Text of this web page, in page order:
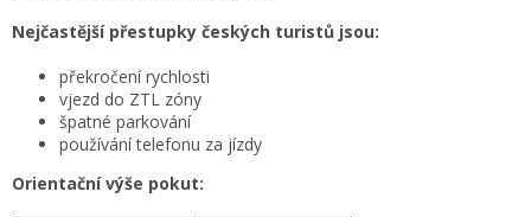
Nejčastější přestupky českých turistů jsou:
překročení rychlosti
vjezd do ZTL zóny
špatné parkování
používání telefonu za jízdy
Orientační výše pokut: